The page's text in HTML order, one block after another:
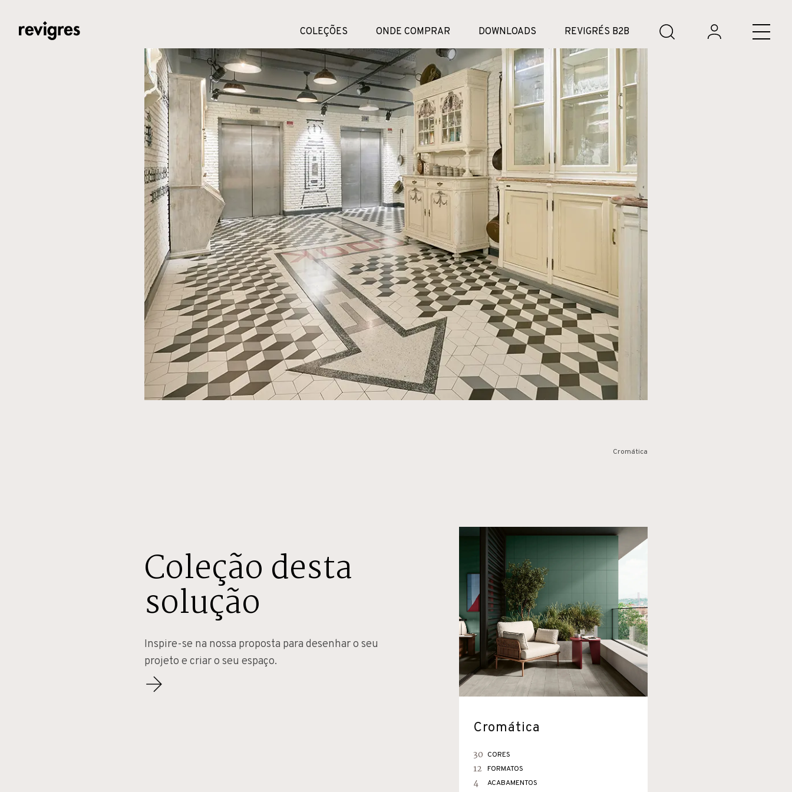
COLEÇÕES ONDE COMPRAR DOWNLOADS REVIGRÉS B2B
INSPIRAÇÃO DETALHE
Cromática
Coleção desta
solução
Inspire-se na nossa proposta para desenhar o seu
projeto e criar o seu espaço.
Cromática
30 CORES
12 FORMATOS
4 ACABAMENTOS